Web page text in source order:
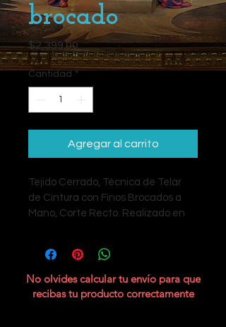
brocado
$2,399.00Precio
Cantidad *
Agregar al carrito
Tejido Cerrado, Técnica de Telar
de Cintura con Finos Brocados a
Mano, Corte Recto. Realizado en
No olvides calcular tu envío para que
recibas tu producto correctamente